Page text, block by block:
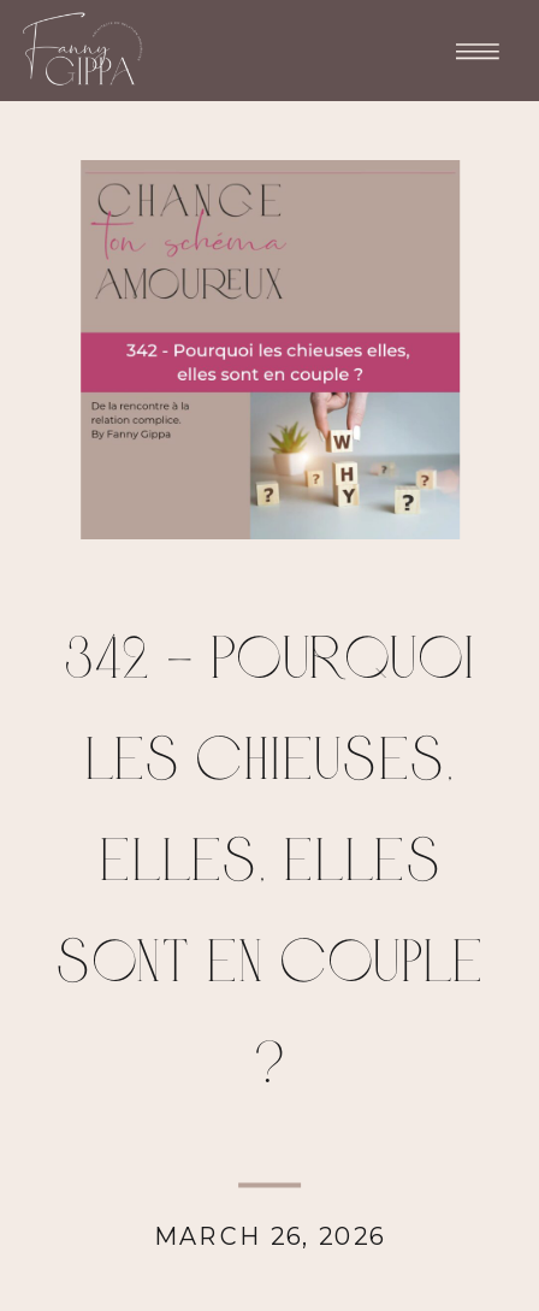
342 – Pourquoi
les chieuses,
elles, elles
sont en couple
?
MARCH 26, 2026